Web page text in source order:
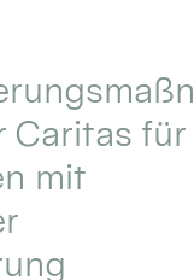
Caritas für
mit